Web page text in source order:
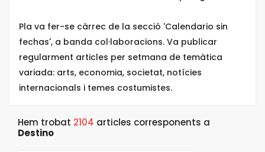
Pla va fer-se càrrec de la secció 'Calendario sin
fechas', a banda col·laboracions. Va publicar
regularment articles per setmana de temàtica
variada: arts, economia, societat, notícies
internacionals i temes costumistes.
Hem trobat 2104 articles corresponents a
Destino